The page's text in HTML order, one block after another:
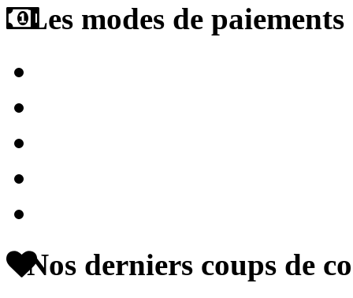
Les modes de
Nos derniers coups de